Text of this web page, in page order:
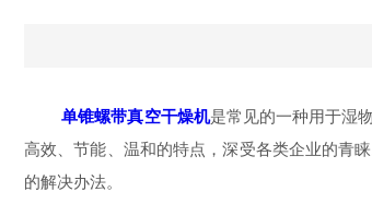
单锥螺带真空干燥机是常见的一种用于湿
高效、节能、温和的特点，深受各类企业的青
的解决办法。